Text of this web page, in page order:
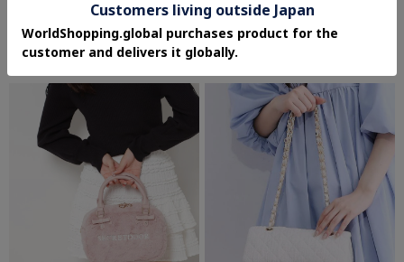
¥4,950
3.0 (1件)
さらに5%OFF